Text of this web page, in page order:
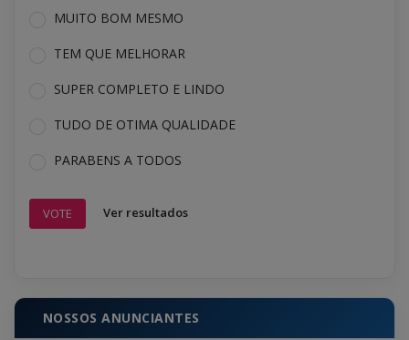
MUITO BOM MESMO
TEM QUE MELHORAR
SUPER COMPLETO E LINDO
TUDO DE OTIMA QUALIDADE
PARABENS A TODOS
VOTE Ver resultados
NOSSOS ANUNCIANTES